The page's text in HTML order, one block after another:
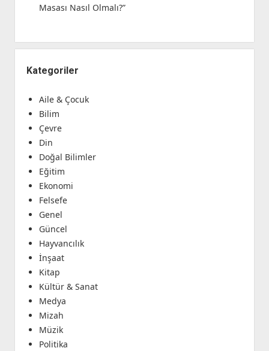
Masası Nasıl Olmalı?”
Kategoriler
Aile & Çocuk
Bilim
Çevre
Din
Doğal Bilimler
Eğitim
Ekonomi
Felsefe
Genel
Güncel
Hayvancılık
İnşaat
Kitap
Kültür & Sanat
Medya
Mizah
Müzik
Politika